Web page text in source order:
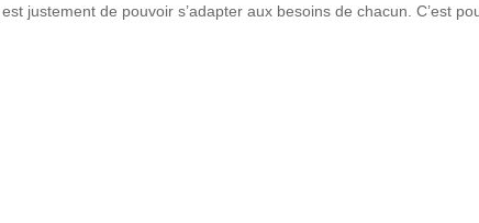
justement de pouvoir s’adapter aux besoins de chacun. C’est